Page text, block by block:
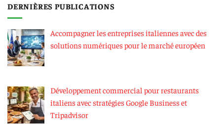
DERNIÈRES PUBLICATIONS
Accompagner les entreprises italiennes avec des
solutions numériques pour le marché européen
Développement commercial pour restaurants
italiens avec stratégies Google Business et
Tripadvisor